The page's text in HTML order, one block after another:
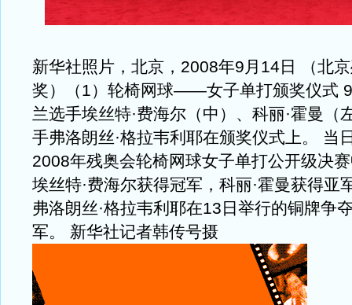
新华社照片，北京，2008年9月14日 （北
奖）（1）轮椅网球——女子单打颁奖仪式
兰选手埃丝特·费海尔（中）、科丽·霍曼（
手弗洛朗丝·格拉韦利耶在颁奖仪式上。 当
2008年残奥会轮椅网球女子单打公开级决
埃丝特·费海尔获得冠军，科丽·霍曼获得亚
弗洛朗丝·格拉韦利耶在13日举行的铜牌争
军。 新华社记者韩传号摄